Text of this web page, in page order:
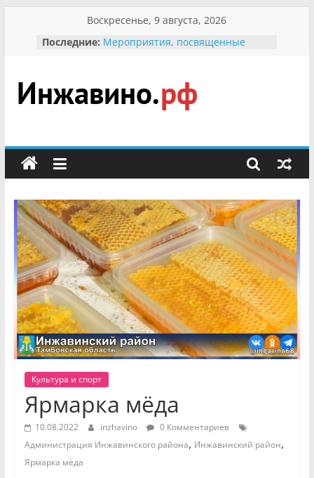
содержимому
Воскресенье, 9 августа, 2026
Последние: Мероприятия, посвященные
гражданин Инжавинского округа»
участнице Великой
Отечественной, фронтовичке
Безопасность в сети Интернет
мероприятии «Сохраним
первоцветы!»
В вольере Воронинского
заповедника родились крапчатые
суслики
Инжавино.рф
сельский
портал
Культура и спорт
Ярмарка мёда
10.08.2022 inzhavino
0 Комментариев
Администрация Инжавинского района, Инжавинский район,
Ярмарка мёда